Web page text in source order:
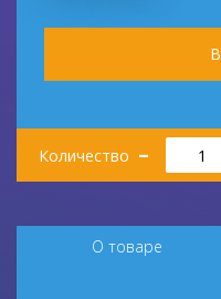
Количество
Количество
–
О товаре